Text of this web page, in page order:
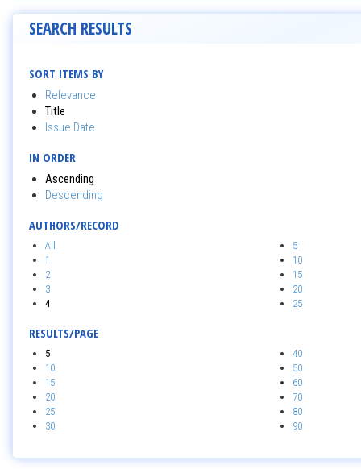
SEARCH RESULTS
SORT ITEMS BY
Relevance
Title
Issue Date
IN ORDER
Ascending
Descending
AUTHORS/RECORD
All
1
2
3
4
5
10
15
20
25
RESULTS/PAGE
5
10
15
20
25
30
40
50
60
70
80
90